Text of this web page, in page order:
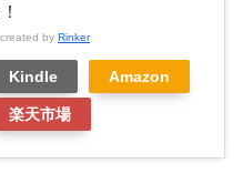
created by Rinker
Kindle Amazon
楽天市場